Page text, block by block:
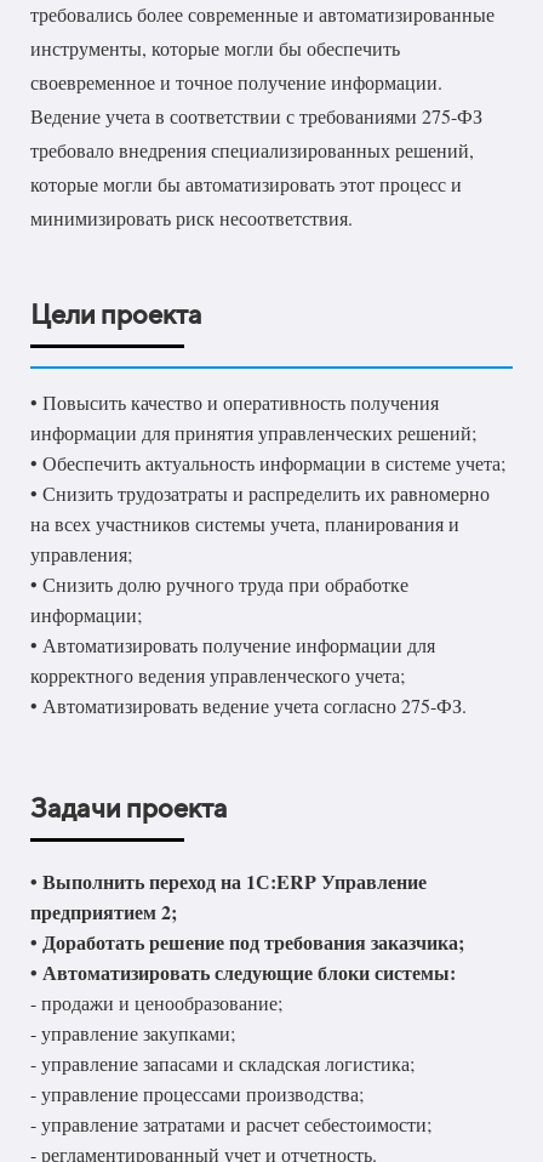
требовались более современные и автоматизированные
инструменты, которые могли бы обеспечить
своевременное и точное получение информации.
Ведение учета в соответствии с требованиями 275-ФЗ
требовало внедрения специализированных решений,
которые могли бы автоматизировать этот процесс и
минимизировать риск несоответствия.
Цели проекта
• Повысить качество и оперативность получения
информации для принятия управленческих решений;
• Обеспечить актуальность информации в системе учета;
• Снизить трудозатраты и распределить их равномерно
на всех участников системы учета, планирования и
управления;
• Снизить долю ручного труда при обработке
информации;
• Автоматизировать получение информации для
корректного ведения управленческого учета;
• Автоматизировать ведение учета согласно 275-ФЗ.
Задачи проекта
• Выполнить переход на 1С:ERP Управление
предприятием 2;
• Доработать решение под требования заказчика;
• Автоматизировать следующие блоки системы:
- продажи и ценообразование;
- управление закупками;
- управление запасами и складская логистика;
- управление процессами производства;
- управление затратами и расчет себестоимости;
- регламентированный учет и отчетность.